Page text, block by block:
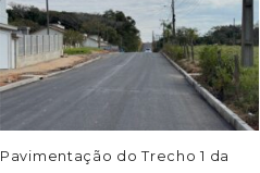
Pavimentação do Trecho 1 da